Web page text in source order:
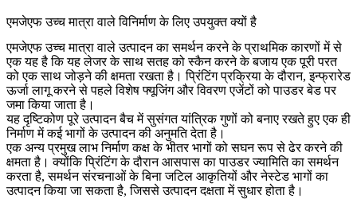
एमजेएफ उच्च मात्रा वाले विनिर्माण के लिए उपयुक्त क्यों है
एमजेएफ उच्च मात्रा वाले उत्पादन का समर्थन करने के प्राथमिक कारणों में से
एक यह है कि यह लेजर के साथ सतह को स्कैन करने के बजाय एक पूरी परत
को एक साथ जोड़ने की क्षमता रखता है। प्रिंटिंग प्रक्रिया के दौरान, इन्फ्रारेड
ऊर्जा लागू करने से पहले विशेष फ्यूजिंग और विवरण एजेंटों को पाउडर बेड पर
जमा किया जाता है।
यह दृष्टिकोण पूरे उत्पादन बैच में सुसंगत यांत्रिक गुणों को बनाए रखते हुए एक ही
निर्माण में कई भागों के उत्पादन की अनुमति देता है।
एक अन्य प्रमुख लाभ निर्माण कक्ष के भीतर भागों को सघन रूप से ढेर करने की
क्षमता है। क्योंकि प्रिंटिंग के दौरान आसपास का पाउडर ज्यामिति का समर्थन
करता है, समर्थन संरचनाओं के बिना जटिल आकृतियों और नेस्टेड भागों का
उत्पादन किया जा सकता है, जिससे उत्पादन दक्षता में सुधार होता है।